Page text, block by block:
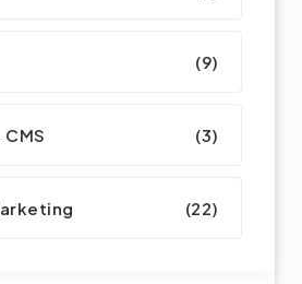
(9)
(3)
(22)